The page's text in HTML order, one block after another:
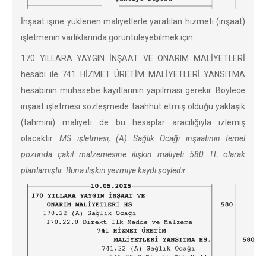
İnşaat işine yüklenen maliyetlerle yaratılan hizmeti (inşaat)
işletmenin varlıklarında görüntüleyebilmek için
170 YILLARA YAYGIN İNŞAAT VE ONARIM MALİYETLERİ
hesabı ile 741 HİZMET ÜRETİM MALİYETLERİ YANSITMA
hesabının muhasebe kayıtlarının yapılması gerekir. Böylece
inşaat işletmesi sözleşmede taahhüt etmiş olduğu yaklaşık
(tahmini) maliyeti de bu hesaplar aracılığıyla izlemiş
olacaktır.MS işletmesi, (A) Sağlık Ocağı inşaatının temel
pozunda çakıl malzemesine ilişkin maliyeti 580 TL olarak
planlamıştır. Buna ilişkin yevmiye kaydı şöyledir.